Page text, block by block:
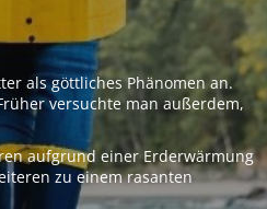
als göttliches Phänomen an.
versuchte man außerdem,
aufgrund einer Erderwärmung
zu einem rasanten